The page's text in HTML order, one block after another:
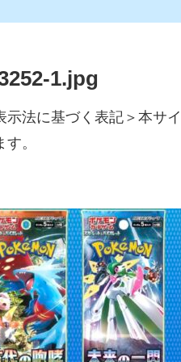
1.jpg
示法に基づく表記＞本サ
。